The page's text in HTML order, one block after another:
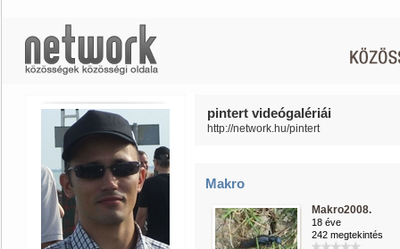
pintert videógalériái
http://network.hu/pintert
Makro
Makro2008.
18 éve
242 megtekintés